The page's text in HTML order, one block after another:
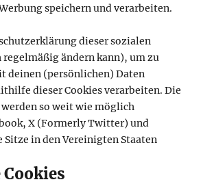
speichern und verarbeiten.
dieser sozialen
regelmäßig ändern kann), um zu
deinen (persönlichen) Daten
dieser Cookies verarbeiten. Die
so weit wie möglich
X (Formerly Twitter) und
Sitze in den Vereinigten Staaten